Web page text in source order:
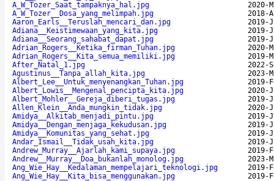
A_W_Tozer_Saat_tampaknya_hal.jpg
2020-
A_W_Tozer__Dosa_yang_melimpah.jpg
2018-
Aaron_Earls__Teruslah_mencari_dan.jpg
2019-
Adiana__Keistimewaan_yang_kita.jpg
2019-
Adiana__Seorang_sahabat_dapat.jpg
2019-
Adrian_Rogers__Ketika_firman_Tuhan.jpg
2020-
Adrian_Rogers__Kita_semua_memiliki.jpg
2019-
After_Natal_1.jpg
2022-
Agustinus__Tanpa_allah_kita.jpg
2023-
Albert_Lee__Untuk_menyenangkan_Tuhan.jpg
2019-
Albert_Lowis__Mengenal_pencipta_kita.jpg
2020-
Albert_Mohler__Gereja_diberi_tugas.jpg
2019-
Allen_Klein__Anda_mungkin_tidak.jpg
2020-
Amidya__Alkitab_menjadi_pintu.jpg
2019-
Amidya__Dengan_menjaga_kekudusan.jpg
2019-
Amidya__Komunitas_yang_sehat.jpg
2019-
Andar_Ismail__Tidak_usah_kita.jpg
2019-
Andrew_Murray__Ajarlah_kami_supaya.jpg
2019-
Andrew__Murray__Doa_bukanlah_monolog.jpg
2023-
Ang_Wie_Hay__Kedalaman_mempelajari_teknologi.jpg
2019-
Ang_Wie_Hay__Kita_bisa_menggunakan.jpg
2019-